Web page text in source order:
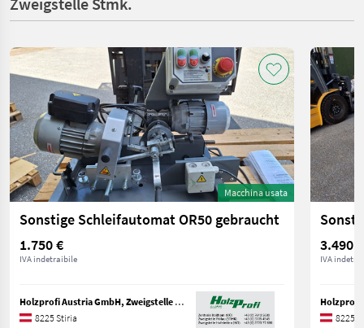
Macchina usata
Sonstige Schleifautomat OR50 gebraucht
1.750 €
IVA indetraibile
Holzprofi Austria GmbH, Zweigstelle Stmk.
8225 Stiria
3.490 €
IVA
8225